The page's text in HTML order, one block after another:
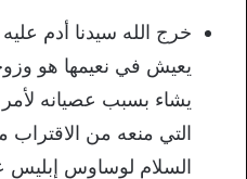
خرج الله سيدنا أدم
يعيش في نعيمها هو
يشاء بسبب عصيانه
التي منعه من الاقتراب
السلام لوساوس إبليس